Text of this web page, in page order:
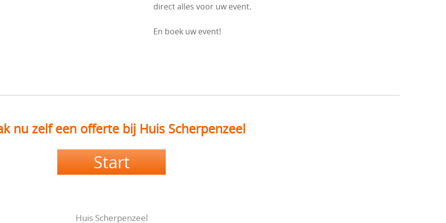
direct alles voor uw event.
En boek uw event!
nu zelf een offerte bij Huis Scherpenzeel
Start
Huis Scherpenzeel